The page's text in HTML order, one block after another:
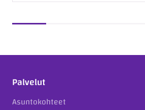
Palvelut
Asuntokohteet